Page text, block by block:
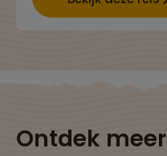
Ontdek meer